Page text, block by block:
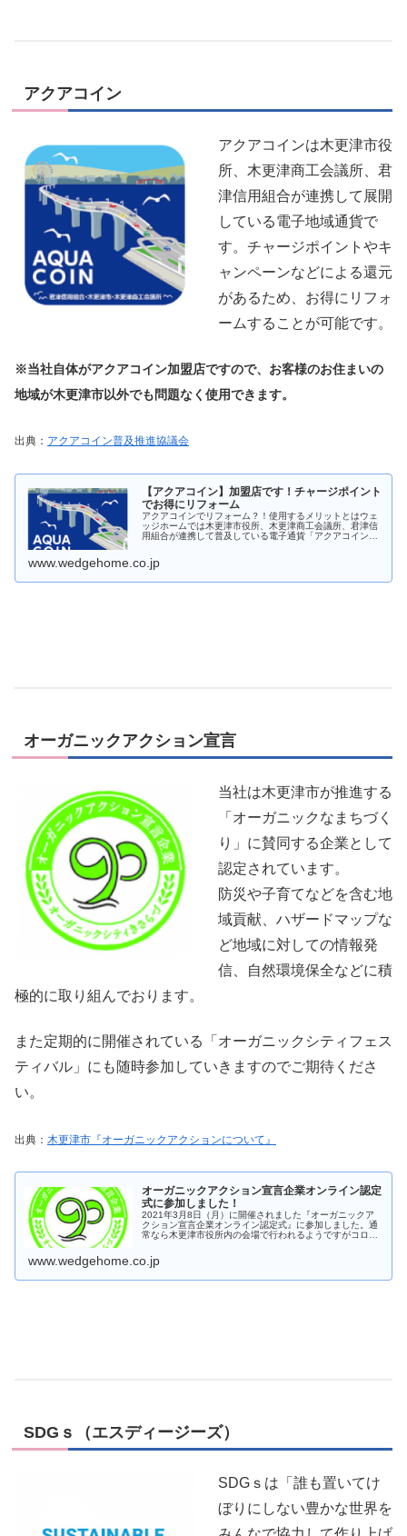
アクアコイン
アクアコインは木更津市役
所、木更津商工会議所、君
津信用組合が連携して展開
している電子地域通貨で
す。チャージポイントやキ
ャンペーンなどによる還元
があるため、お得にリフォ
ームすることが可能です。
※当社自体がアクアコイン加盟店ですので、お客様のお住まいの
地域が木更津市以外でも問題なく使用できます。
出典： アクアコイン普及推進協議会
【アクアコイン】加盟店です！チャージポイント
でお得にリフォーム
アクアコインでリフォーム？！使用するメリットとはウェ
ッジホームでは木更津市役所、木更津商工会議所、君津信
用組合が連携して普及している電子通貨「アクアコイン」
フォンのアプリからウェッジホーム...
www.wedgehome.co.jp
オーガニックアクション宣言
当社は木更津市が推進する
「オーガニックなまちづく
り」に賛同する企業として
認定されています。
防災や子育てなどを含む地
域貢献、ハザードマップな
ど地域に対しての情報発
信、自然環境保全などに積
極的に取り組んでおります。
また定期的に開催されている「オーガニックシティフェス
ティバル」にも随時参加していきますのでご期待くださ
い。
出典： 木更津市『オーガニックアクションについて』
オーガニックアクション宣言企業オンライン認定
式に参加しました！
2021年3月8日（月）に開催されました『オーガニックア
クション宣言企業オンライン認定式』に参加しました。通
常なら木更津市役所内の会場で行われるようですがコロナ
ました。木更津市を人と自然が...
www.wedgehome.co.jp
SDGｓ（エスディージーズ）
SDGｓは「誰も置いてけ
ぼりにしない豊かな世界を